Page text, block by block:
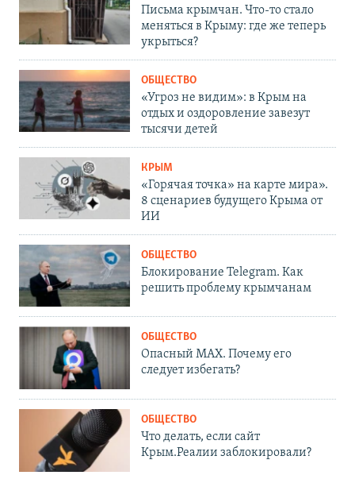
Письма крымчан. Что-то стало
меняться в Крыму: где же теперь
укрыться?
ОБЩЕСТВО
«Угроз не видим»: в Крым на
отдых и оздоровление завезут
тысячи детей
КРЫМ
«Горячая точка» на карте мира».
8 сценариев будущего Крыма от
ИИ
ОБЩЕСТВО
Блокирование Telegram. Как
решить проблему крымчанам
ОБЩЕСТВО
Опасный MAX. Почему его
следует избегать?
ОБЩЕСТВО
Что делать, если сайт
Крым.Реалии заблокировали?